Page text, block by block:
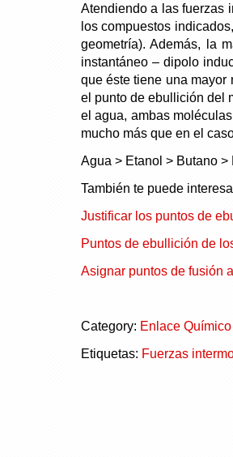
Atendiendo a las fuerzas
los compuestos
geometría). Además, la
instantáneo – dipolo
que éste tiene una
el punto de ebullición del
el agua, ambas
mucho más que en el
Agua > Etanol > Butano >
También te puede
Justificar los puntos de
Puntos de ebullición de
Asignar puntos de fusión
Category: Enlace Químico
Etiquetas: Fuerzas